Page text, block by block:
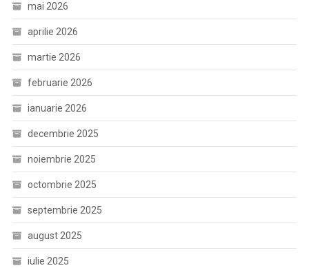
mai 2026
aprilie 2026
martie 2026
februarie 2026
ianuarie 2026
decembrie 2025
noiembrie 2025
octombrie 2025
septembrie 2025
august 2025
iulie 2025